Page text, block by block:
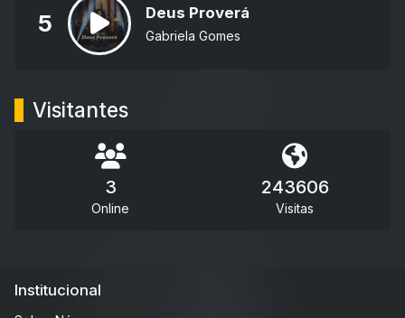
5 Deus Proverá
Gabriela Gomes
Visitantes
3
Online
243606
Visitas
Institucional